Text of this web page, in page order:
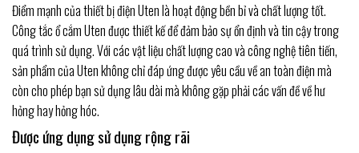
Điểm mạnh của thiết bị điện Uten là hoạt động bền bỉ và chất lượng tốt.
Công tắc ổ cắm Uten được thiết kế để đảm bảo sự ổn định và tin cậy trong
quá trình sử dụng. Với các vật liệu chất lượng cao và công nghệ tiên tiến,
sản phẩm của Uten không chỉ đáp ứng được yêu cầu về an toàn điện mà
còn cho phép bạn sử dụng lâu dài mà không gặp phải các vấn đề về hư
hỏng hay hỏng hóc.
Được ứng dụng sử dụng rộng rãi